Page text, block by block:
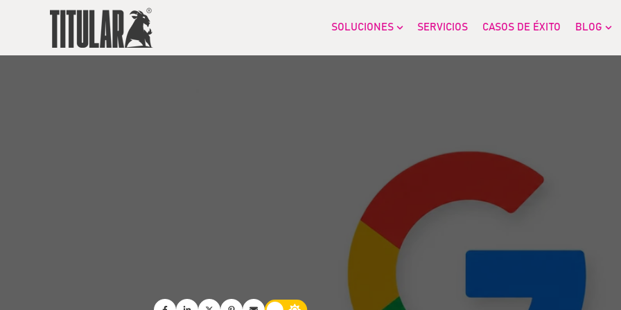
SOLUCIONES SERVICIOS CASOS DE ÉXITO BLOG